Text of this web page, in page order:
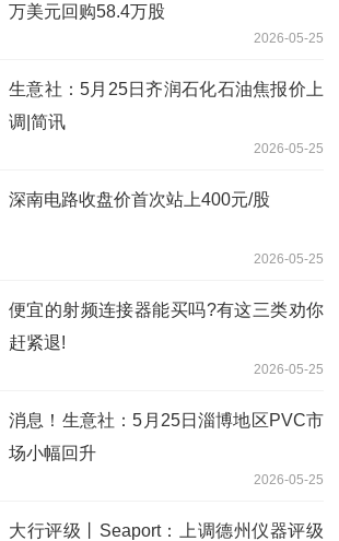
万美元回购58.4万股
2026-05-25
生意社：5月25日齐润石化石油焦报价上
调|简讯
2026-05-25
深南电路收盘价首次站上400元/股
2026-05-25
便宜的射频连接器能买吗?有这三类劝你
赶紧退!
2026-05-25
消息！生意社：5月25日淄博地区PVC市
场小幅回升
2026-05-25
大行评级丨Seaport：上调德州仪器评级